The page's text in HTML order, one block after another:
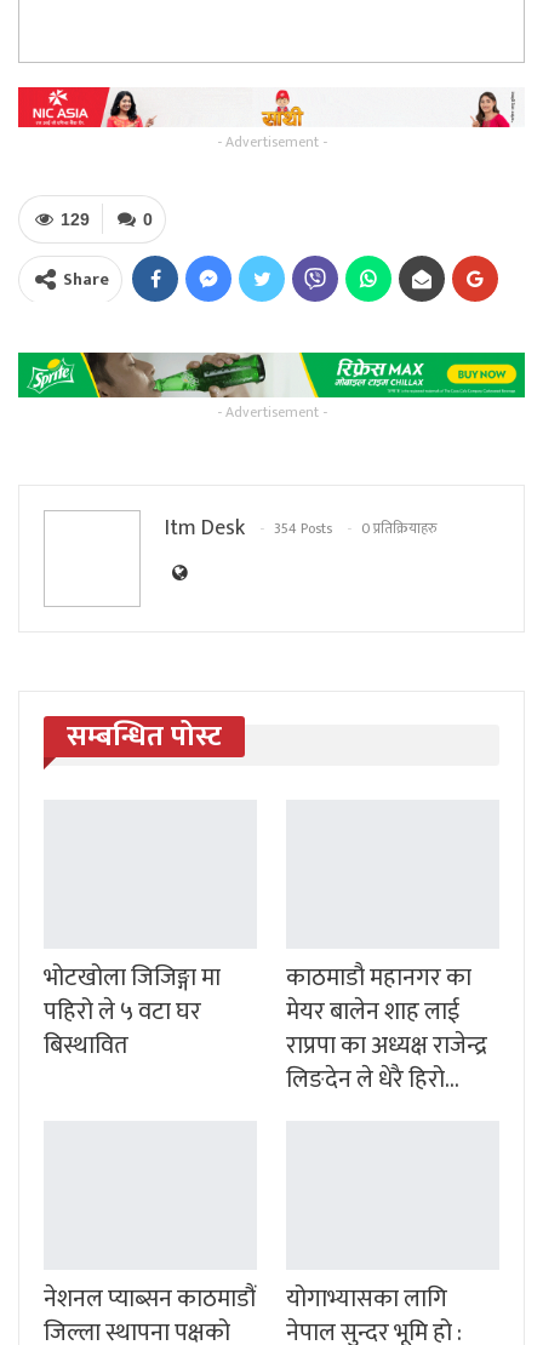
- Advertisement -
0
129
Share
- Advertisement -
Itm Desk 354 Posts 0 प्रतिक्रियाहरु
सम्बन्धित पोस्ट
भोटखोला जिजिङ्गा मा
पहिरो ले ५ वटा घर
बिस्थावित
काठमाडौ महानगर का
मेयर बालेन शाह लाई
राप्रपा का अध्यक्ष राजेन्द्र
लिङदेन ले धेरै हिरो…
नेशनल प्याब्सन काठमाडौं
जिल्ला स्थापना पक्षको
योगाभ्यासका लागि
नेपाल सुन्दर भूमि हो :